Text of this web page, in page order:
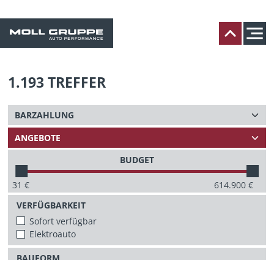
1.193TREFFER
BUDGET
31 € 614.900€
VERFÜGBARKEIT
Sofort verfügbar
Elektroauto
BAUFORM